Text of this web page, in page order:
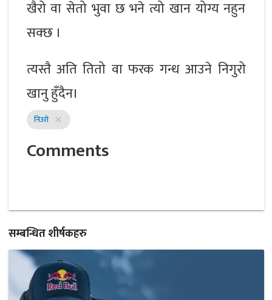
खैरो वा सेतो भुवा छ भने त्यो खान योग्य नहुन
सक्छ ।
त्यस्तै अति तितो वा फरक गन्ध आउने निगुरो
खानु हुँदैन।
निउरो close
Comments
सम्बन्धित शीर्षकहरु